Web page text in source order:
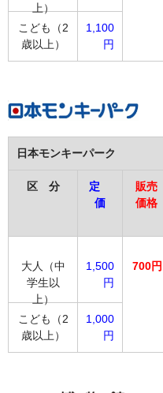
上）
こども（2
歳以上）
1,100
円
日本モンキーパーク
区 分
定
価
販売
価格
大人（中
学生以
上）
1,500
円
700円
こども（2
歳以上）
1,000
円